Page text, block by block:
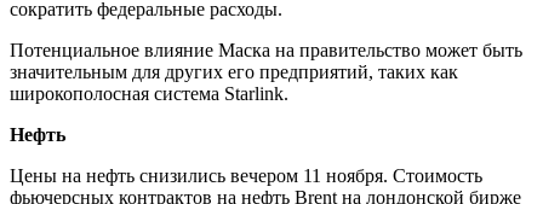
сократить федеральные расходы.
Потенциальное влияние Маска на правительство может быть
значительным для других его предприятий, таких как
широкополосная система Starlink.
Нефть
Цены на нефть снизились вечером 11 ноября. Стоимость
фьючерсных контрактов на нефть Brent на лондонской бирже